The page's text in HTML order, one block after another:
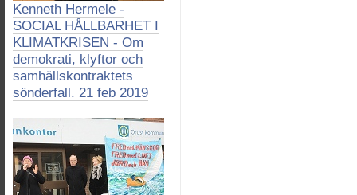
Kenneth Hermele -
SOCIAL HÅLLBARHET I
KLIMATKRISEN - Om
demokrati, klyftor och
samhällskontraktets
sönderfall. 21 feb 2019